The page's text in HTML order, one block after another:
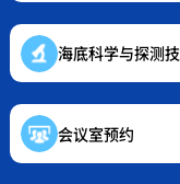
海底科学与探测
会议室预约